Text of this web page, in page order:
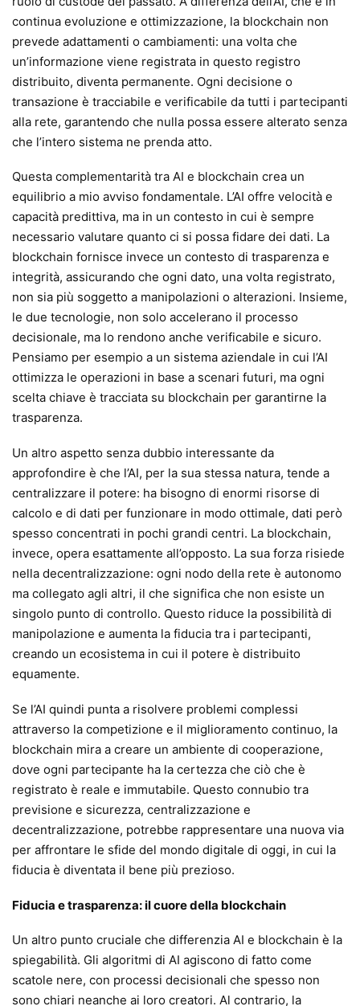
continua evoluzione e ottimizzazione, la blockchain non
prevede adattamenti o cambiamenti: una volta che
un’informazione viene registrata in questo registro
distribuito, diventa permanente. Ogni decisione o
transazione è tracciabile e verificabile da tutti i partecipanti
alla rete, garantendo che nulla possa essere alterato senza
che l’intero sistema ne prenda atto.
Questa complementarità tra AI e blockchain crea un
equilibrio a mio avviso fondamentale. L’AI offre velocità e
capacità predittiva, ma in un contesto in cui è sempre
necessario valutare quanto ci si possa fidare dei dati. La
blockchain fornisce invece un contesto di trasparenza e
integrità, assicurando che ogni dato, una volta registrato,
non sia più soggetto a manipolazioni o alterazioni. Insieme,
le due tecnologie, non solo accelerano il processo
decisionale, ma lo rendono anche verificabile e sicuro.
Pensiamo per esempio a un sistema aziendale in cui l’AI
ottimizza le operazioni in base a scenari futuri, ma ogni
scelta chiave è tracciata su blockchain per garantirne la
trasparenza.
Un altro aspetto senza dubbio interessante da
approfondire è che l’AI, per la sua stessa natura, tende a
centralizzare il potere: ha bisogno di enormi risorse di
calcolo e di dati per funzionare in modo ottimale, dati però
spesso concentrati in pochi grandi centri. La blockchain,
invece, opera esattamente all’opposto. La sua forza risiede
nella decentralizzazione: ogni nodo della rete è autonomo
ma collegato agli altri, il che significa che non esiste un
singolo punto di controllo. Questo riduce la possibilità di
manipolazione e aumenta la fiducia tra i partecipanti,
creando un ecosistema in cui il potere è distribuito
equamente.
Se l’AI quindi punta a risolvere problemi complessi
attraverso la competizione e il miglioramento continuo, la
blockchain mira a creare un ambiente di cooperazione,
dove ogni partecipante ha la certezza che ciò che è
registrato è reale e immutabile. Questo connubio tra
previsione e sicurezza, centralizzazione e
decentralizzazione, potrebbe rappresentare una nuova via
per affrontare le sfide del mondo digitale di oggi, in cui la
fiducia è diventata il bene più prezioso.
Fiducia e trasparenza: il cuore della blockchain
Un altro punto cruciale che differenzia AI e blockchain è la
spiegabilità. Gli algoritmi di AI agiscono di fatto come
scatole nere, con processi decisionali che spesso non
sono chiari neanche ai loro creatori. Al contrario, la